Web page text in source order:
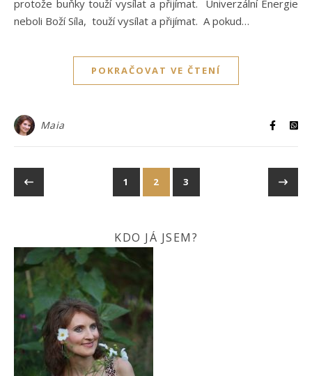
protože buňky touží vysílat a přijímat. Univerzální Energie
neboli Boží Síla, touží vysílat a přijímat. A pokud…
POKRAČOVAT VE ČTENÍ
Maia
1 2 3
KDO JÁ JSEM?